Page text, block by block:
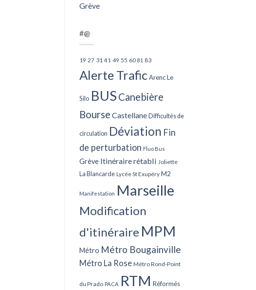
Grève
#@
19 27 31 41 49 55 60 81 83
Alerte Trafic Arenc Le
Silo BUS Canebière
Bourse Castellane Difficultés de
circulation Déviation Fin
de perturbation Fluo Bus
Grève Itinéraire rétabli Joliette
La Blancarde Lycée St Exupéry M2
Manifestation Marseille
Modification
d'itinéraire MPM
Métro Métro Bougainville
Métro La Rose Métro Rond-Point
du Prado PACA RTM Réformés